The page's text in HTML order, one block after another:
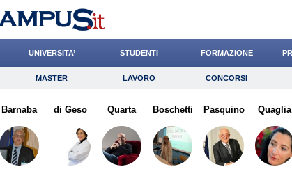
UNIVERSITA’ STUDENTI FORMAZIONE
Master Lavoro Concorsi
Consigli Risparmio Diritto
MASTER LAVORO CONCORSI
Barnaba di Geso Quarta Boschetti Pasquino Quaglia